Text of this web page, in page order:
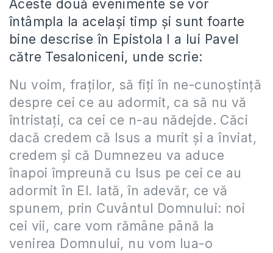
Aceste două evenimente se vor
întâmpla la acelaşi timp şi sunt foarte
bine descrise în Epistola I a lui Pavel
către Tesaloniceni, unde scrie:
Nu voim, fraţilor, să fiţi în ne-cunoştinţă
despre cei ce au adormit, ca să nu vă
întristaţi, ca cei ce n-au nădejde. Căci
dacă credem că Isus a murit şi a înviat,
credem şi că Dumnezeu va aduce
înapoi împreună cu Isus pe cei ce au
adormit în El. Iată, în adevăr, ce vă
spunem, prin Cuvântul Domnului: noi
cei vii, care vom rămâne până la
venirea Domnului, nu vom lua-o